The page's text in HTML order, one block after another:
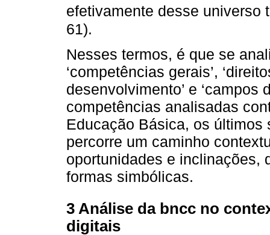
efetivamente desse universo
61).
Nesses termos, é que se
‘competências gerais’,
desenvolvimento’ e ‘campos
competências analisadas
Educação Básica, os
percorre um caminho
oportunidades e inclinações,
formas simbólicas.
3 Análise da bncc no
digitais